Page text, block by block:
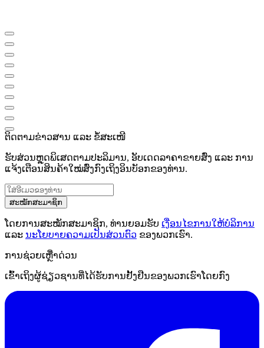
ຕິດຕາມຂ່າວສານ ແລະ ຂໍ້ສະເໜີ
ຮັບສ່ວນຫຼຸດພິເສດຕາມປະລິມານ, ອັບເດດລາຄາຂາຍສົ່ງ ແລະ ການ
ແຈ້ງເຕືອນສິນຄ້າໃໝ່ສົ່ງກົງເຖິງອິນບັອກຂອງທ່ານ.
ສະໝັກສະມາຊິກ
ໂດຍການສະໝັກສະມາຊິກ, ທ່ານຍອມຮັບ ເງື່ອນໄຂການໃຫ້ບໍລິການ
ແລະ ນະໂຍບາຍຄວາມເປັນສ່ວນຕົວ ຂອງພວກເຮົາ.
ການຊ່ວຍເຫຼືໍາດ່ວນ
ເຂົ້າເຖິງຜູ້ຊ່ຽວຊານທີ່ໄດ້ຮັບການຢັ້ງຢືນຂອງພວກເຮົາໂດຍກົງ